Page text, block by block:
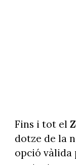
Fins i tot el
dotze de la
opció vàlida